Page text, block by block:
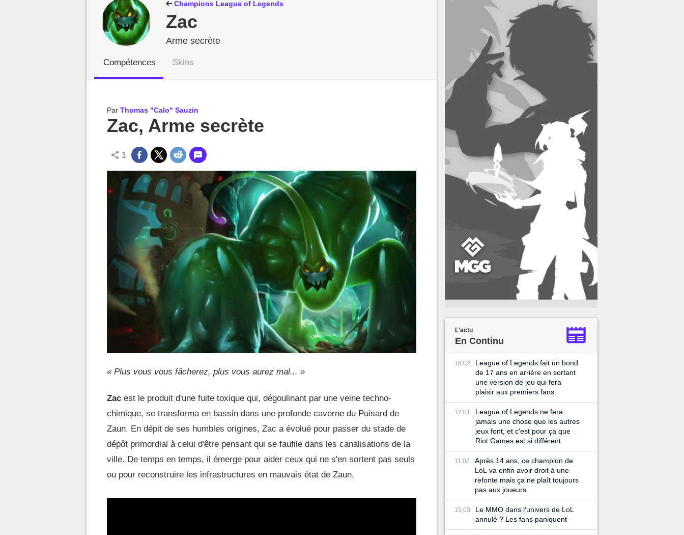
MGG Champions League of Legends
Zac
Arme secrète
Compétences Skins
Par Thomas "Calo" Sauzin
Zac, Arme secrète
1
« Plus vous vous fâcherez, plus vous aurez mal... »
Zac est le produit d'une fuite toxique qui, dégoulinant par une veine techno-
chimique, se transforma en bassin dans une profonde caverne du Puisard de
Zaun. En dépit de ses humbles origines, Zac a évolué pour passer du stade de
dépôt primordial à celui d'être pensant qui se faufile dans les canalisations de la
ville. De temps en temps, il émerge pour aider ceux qui ne s'en sortent pas seuls
ou pour reconstruire les infrastructures en mauvais état de Zaun.
L'actu
En Continu
18:02
League of Legends fait un bond
de 17 ans en arrière en sortant
une version de jeu qui fera
plaisir aux premiers fans
12:01
League of Legends ne fera
jamais une chose que les autres
jeux font, et c'est pour ça que
Riot Games est si différent
11:02
Après 14 ans, ce champion de
LoL va enfin avoir droit à une
refonte mais ça ne plaît toujours
pas aux joueurs
15:03
Le MMO dans l'univers de LoL
annulé ? Les fans paniquent